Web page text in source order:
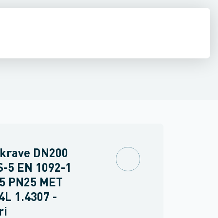
DN200
5 EN 1092-1
PN25 MET
1.4307 -